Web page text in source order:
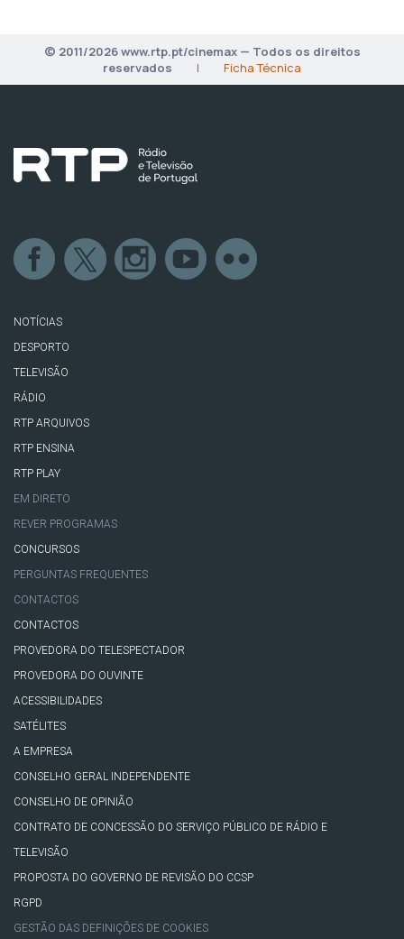
© 2011/2026 www.rtp.pt/cinemax — Todos os direitos
reservados
| Ficha Técnica
NOTÍCIAS
DESPORTO
TELEVISÃO
RÁDIO
RTP ARQUIVOS
RTP ENSINA
RTP PLAY
EM DIRETO
REVER PROGRAMAS
CONCURSOS
PERGUNTAS FREQUENTES
CONTACTOS
CONTACTOS
PROVEDORA DO TELESPECTADOR
PROVEDORA DO OUVINTE
ACESSIBILIDADES
SATÉLITES
A EMPRESA
CONSELHO GERAL INDEPENDENTE
CONSELHO DE OPINIÃO
CONTRATO DE CONCESSÃO DO SERVIÇO PÚBLICO DE RÁDIO E
TELEVISÃO
PROPOSTA DO GOVERNO DE REVISÃO DO CCSP
RGPD
GESTÃO DAS DEFINIÇÕES DE COOKIES